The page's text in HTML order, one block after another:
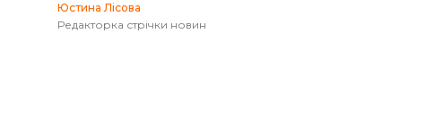
Юстина Лісова
Редакторка стрічки новин